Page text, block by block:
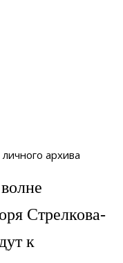
архива
Стрелкова-
к